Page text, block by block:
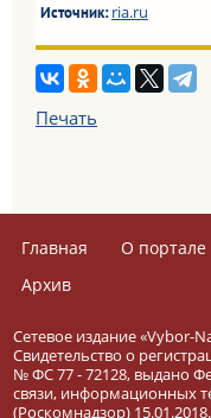
Источник:ria.ru
Печать
Главная О портале
Архив
Сетевое издание «Vybor-
Свидетельство о
№ ФС 77 - 72128, выдано
связи, информационных
(Роскомнадзор) 15.01.2018.